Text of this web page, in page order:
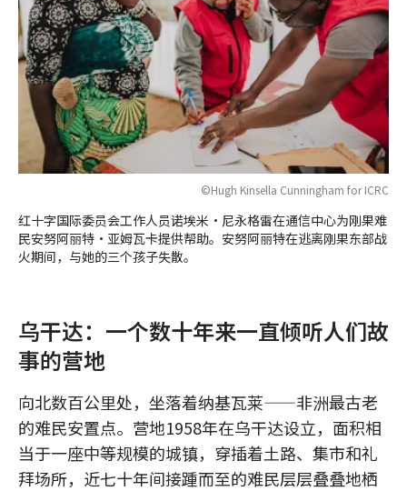
©Hugh Kinsella Cunningham for ICRC
红十字国际委员会工作人员诺埃米·尼永格雷在通信中心为刚果难
民安努阿丽特·亚姆瓦卡提供帮助。安努阿丽特在逃离刚果东部战
火期间，与她的三个孩子失散。
乌干达：一个数十年来一直倾听人们故
事的营地
向北数百公里处，坐落着纳基瓦莱——非洲最古老
的难民安置点。营地1958年在乌干达设立，面积相
当于一座中等规模的城镇，穿插着土路、集市和礼
拜场所，近七十年间接踵而至的难民层层叠叠地栖